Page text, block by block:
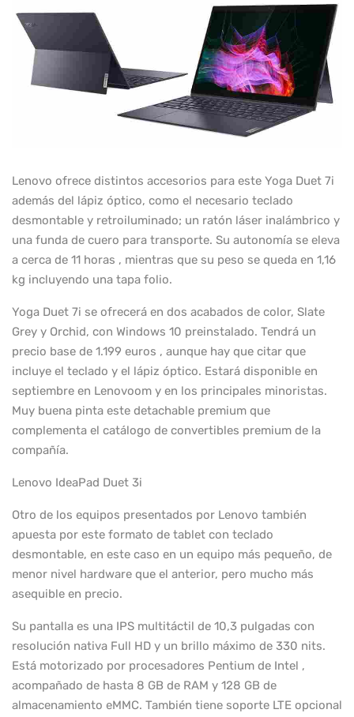
Lenovo ofrece distintos accesorios para este Yoga Duet 7i
además del lápiz óptico, como el necesario teclado
desmontable y retroiluminado; un ratón láser inalámbrico y
una funda de cuero para transporte. Su autonomía se eleva
a cerca de 11 horas , mientras que su peso se queda en 1,16
kg incluyendo una tapa folio.
Yoga Duet 7i se ofrecerá en dos acabados de color, Slate
Grey y Orchid, con Windows 10 preinstalado. Tendrá un
precio base de 1.199 euros , aunque hay que citar que
incluye el teclado y el lápiz óptico. Estará disponible en
septiembre en Lenovoom y en los principales minoristas.
Muy buena pinta este detachable premium que
complementa el catálogo de convertibles premium de la
compañía.
Lenovo IdeaPad Duet 3i
Otro de los equipos presentados por Lenovo también
apuesta por este formato de tablet con teclado
desmontable, en este caso en un equipo más pequeño, de
menor nivel hardware que el anterior, pero mucho más
asequible en precio.
Su pantalla es una IPS multitáctil de 10,3 pulgadas con
resolución nativa Full HD y un brillo máximo de 330 nits.
Está motorizado por procesadores Pentium de Intel ,
acompañado de hasta 8 GB de RAM y 128 GB de
almacenamiento eMMC. También tiene soporte LTE opcional